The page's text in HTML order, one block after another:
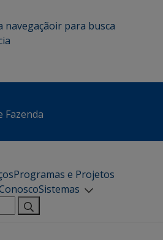
navegaçãoir para busca
Fazenda
Programas e Projetos
Sistemas